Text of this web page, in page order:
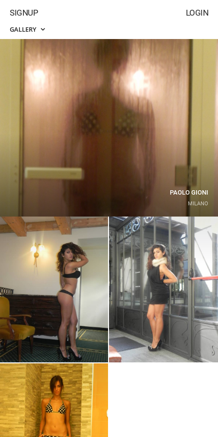
LOGIN
SIGNUP
GALLERY
PAOLO GIONI
MILANO